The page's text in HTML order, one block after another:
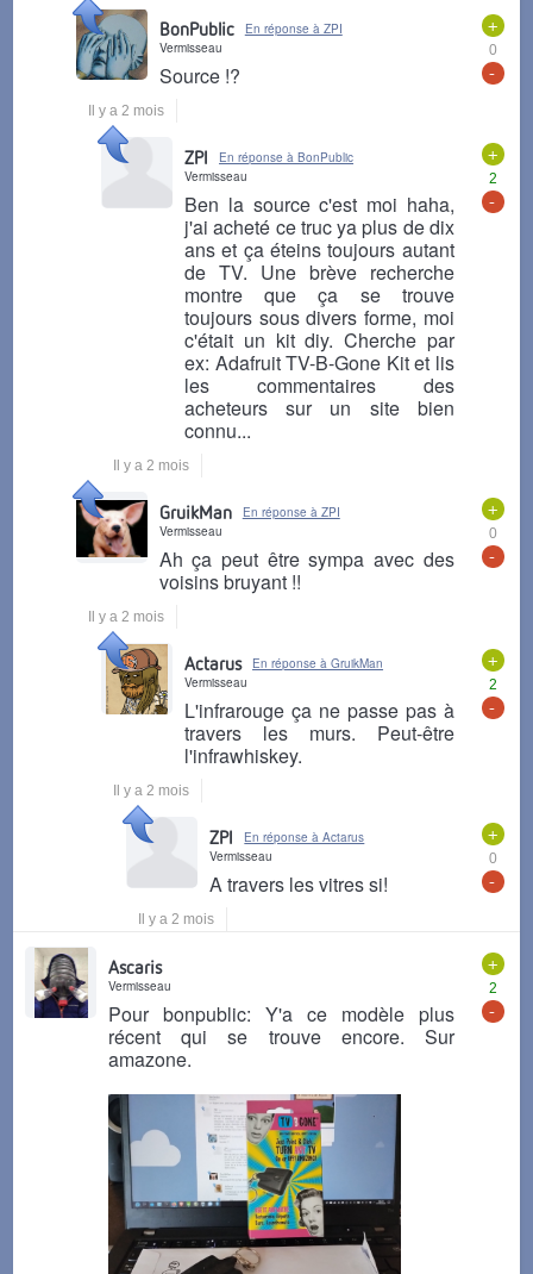
+
0
-
BonPublic
En réponse à ZPI
Vermisseau
Source !?
Il y a 2 mois
+
2
-
ZPI
En réponse à BonPublic
Vermisseau
Ben la source c'est moi haha,
j'ai acheté ce truc ya plus de dix
ans et ça éteins toujours autant
de TV. Une brève recherche
montre que ça se trouve
toujours sous divers forme, moi
c'était un kit diy. Cherche par
ex: Adafruit TV-B-Gone Kit et lis
les commentaires des
acheteurs sur un site bien
connu...
Il y a 2 mois
+
0
-
GruikMan
En réponse à ZPI
Vermisseau
Ah ça peut être sympa avec des
voisins bruyant !!
Il y a 2 mois
+
2
-
Actarus
En réponse à GruikMan
Vermisseau
L'infrarouge ça ne passe pas à
travers les murs. Peut-être
l'infrawhiskey.
Il y a 2 mois
+
0
-
ZPI
En réponse à Actarus
Vermisseau
A travers les vitres si!
Il y a 2 mois
+
2
-
Ascaris
Vermisseau
Pour bonpublic: Y'a ce modèle plus
récent qui se trouve encore. Sur
amazone.